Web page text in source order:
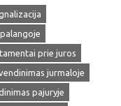
prie juros
jurmaloje
pajuryje